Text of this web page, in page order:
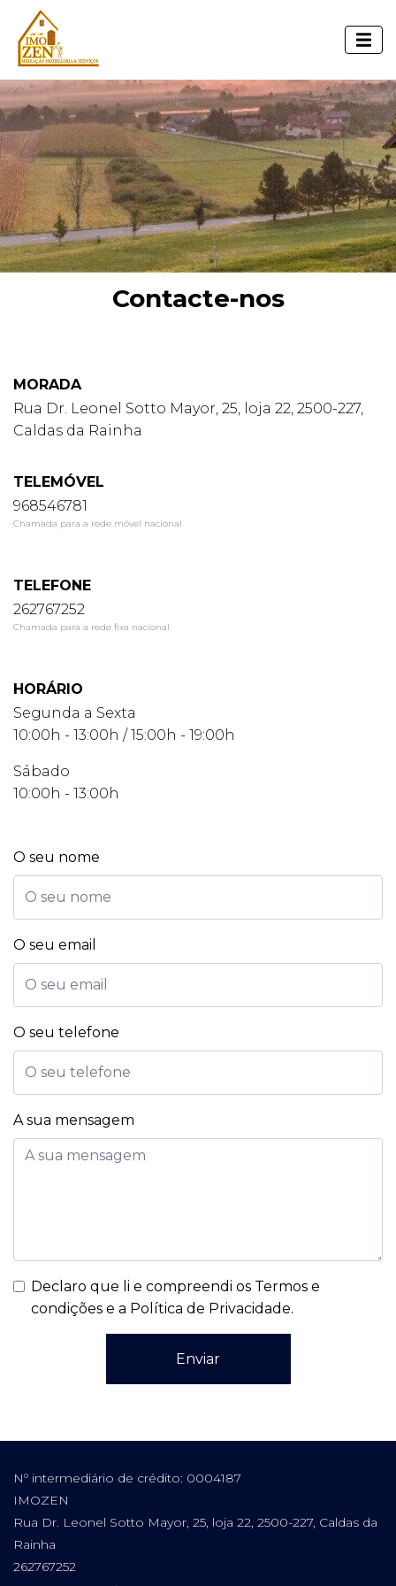
Contacte-nos
MORADA
Rua Dr. Leonel Sotto Mayor, 25, loja 22, 2500-227,
Caldas da Rainha
TELEMÓVEL
968546781
Chamada para a rede móvel nacional
TELEFONE
262767252
Chamada para a rede fixa nacional
HORÁRIO
Segunda a Sexta
10:00h - 13:00h / 15:00h - 19:00h
Sábado
10:00h - 13:00h
O seu nome
O seu email
O seu telefone
A sua mensagem
Declaro que li e compreendi os Termos e
condições e a Política de Privacidade.
Enviar
Nº intermediário de crédito: 0004187
IMOZEN
Rua Dr. Leonel Sotto Mayor, 25, loja 22, 2500-227, Caldas da
Rainha
262767252